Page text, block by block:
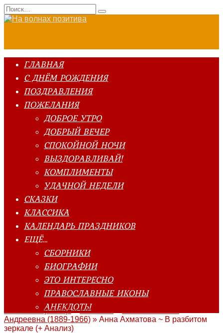
Перейти
к
Search
for:
ГЛАВНАЯ
С ДНЁМ РОЖДЕНИЯ
ПОЗДРАВЛЕНИЯ
ПОЖЕЛАНИЯ
ДОБРОЕ УТРО
ДОБРЫЙ ВЕЧЕР
СПОКОЙНОЙ НОЧИ
ВЫЗДОРАВЛИВАЙ!
КОМПЛИМЕНТЫ
УДАЧНОЙ НЕДЕЛИ
СКАЗКИ
КЛАССИКА
КАЛЕНДАРЬ ПРАЗДНИКОВ
ЕЩЁ…
СБОРНИКИ
БИОГРАФИИ
ЭТО ИНТЕРЕСНО
ПРАВОСЛАВНЫЕ ИКОНЫ
АНЕКДОТЫ
Главная страница»Классика
Андреевна (1889-1966) » Анна Ахматова ~ В разбитом
зеркале (+ Анализ)